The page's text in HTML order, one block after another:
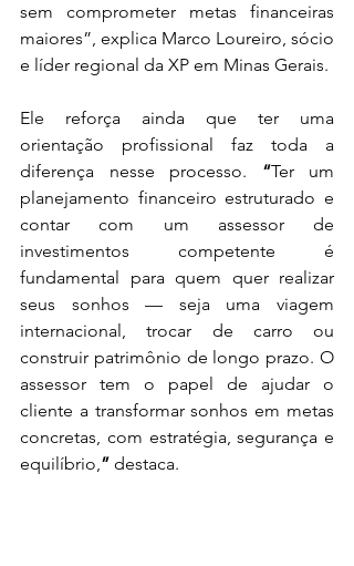
sem comprometer metas financeiras
maiores”, explica Marco Loureiro, sócio
e líder regional da XP em Minas Gerais.
Ele reforça ainda que ter uma
orientação profissional faz toda a
diferença nesse processo. “Ter um
planejamento financeiro estruturado e
contar com um assessor de
investimentos competente é
fundamental para quem quer realizar
seus sonhos — seja uma viagem
internacional, trocar de carro ou
construir patrimônio de longo prazo. O
assessor tem o papel de ajudar o
cliente a transformar sonhos em metas
concretas, com estratégia, segurança e
equilíbrio,” destaca.